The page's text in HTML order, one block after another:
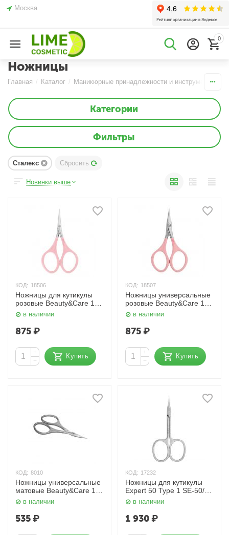
Москва
0
Ножницы
Главная / Каталог / Маникюрные принадлежности и инструменты
Категории
Фильтры
Сталекс Сбросить
Новинки выше
КОД: 18506
Ножницы для кутикулы
розовые Beauty&Care 11
Type 1 Сталекс
в наличии
875₽
+
−
Купить
КОД: 18507
Ножницы универсальные
розовые Beauty&Care 11
Type 3 Сталекс
в наличии
875₽
+
−
Купить
КОД: 8010
Ножницы универсальные
матовые Beauty&Care 10
TYPE 3 S4-13-21 (Н-16)
Сталекс
в наличии
535₽
КОД: 17232
Ножницы для кутикулы
Expert 50 Type 1 SE-50/1
Сталекс
в наличии
1 930₽